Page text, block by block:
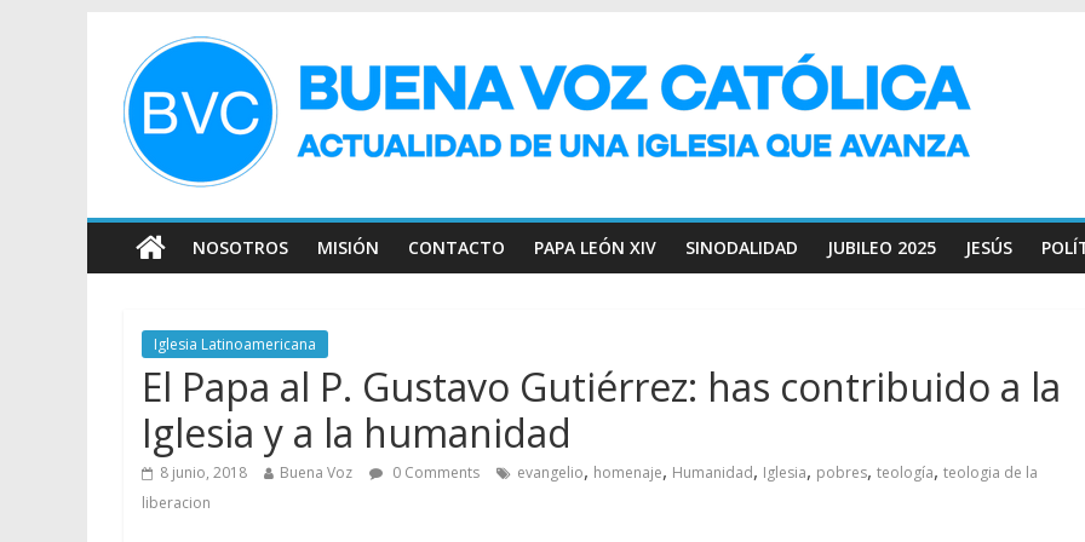
NOSOTROS MISIÓN CONTACTO PAPA LEÓN XIV SINODALIDAD JUBILEO 2025 JESÚS
Iglesia Latinoamericana
El Papa al P. Gustavo Gutiérrez: has contribuido a la
Iglesia y a la humanidad
8 junio, 2018 Buena Voz 0 Comments evangelio, homenaje, Humanidad, Iglesia, pobres, teología, teologia de la
liberacion